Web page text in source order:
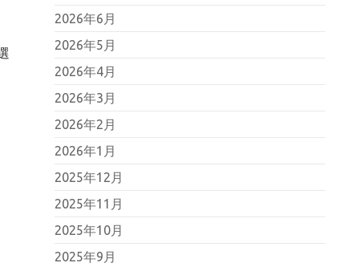
2026年6月
2026年5月
2026年4月
2026年3月
2026年2月
2026年1月
2025年12月
2025年11月
2025年10月
2025年9月